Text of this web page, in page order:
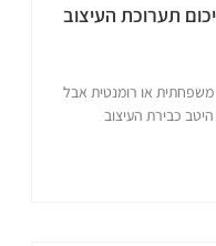
תערוכת העיצוב
משפחתית או רומנטית אבל
כבירת העיצוב